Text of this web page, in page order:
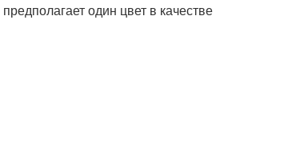
один цвет в качестве